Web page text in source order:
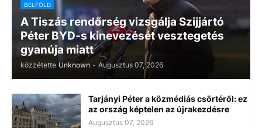
BELFÖLD
A Tiszás rendőrség vizsgálja Szijjártó
Péter BYD-s kinevezését vesztegetés
gyanúja miatt
közzétette Unknown - Augusztus 07, 2026
Tarjányi Péter a közmédiás csörtéről: ez
az ország képtelen az újrakezdésre
Augusztus 07, 2026